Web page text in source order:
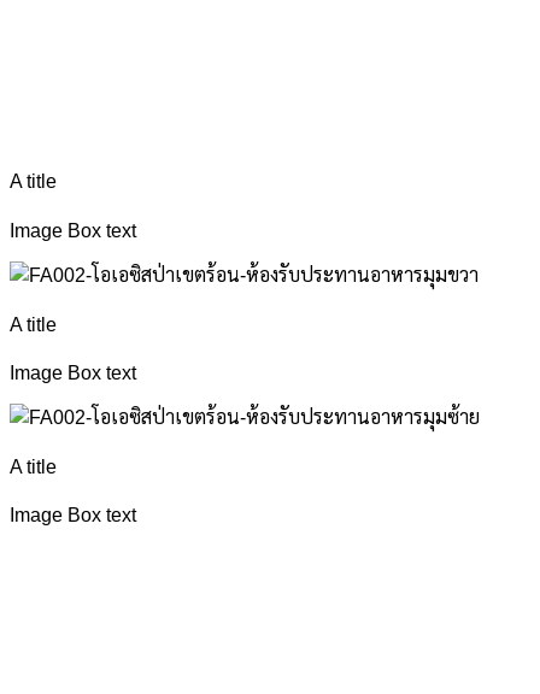
A title
Image Box text
A title
Image Box text
A title
Image Box text